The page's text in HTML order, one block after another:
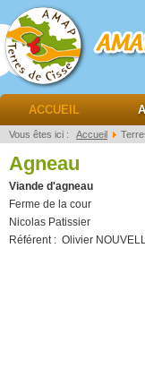
AMAP
ACCUEIL
Vous êtes ici : Accueil
Agneau
Viande d'agneau
Ferme de la cour
Nicolas Patissier
Référent : Olivier